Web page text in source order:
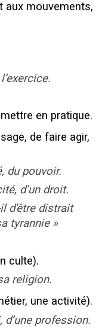
aux mouvements,
en pratique.
de faire agir,
du pouvoir.
d’un droit.
d'être distrait
tyrannie »
culte).
religion.
une activité).
profession.